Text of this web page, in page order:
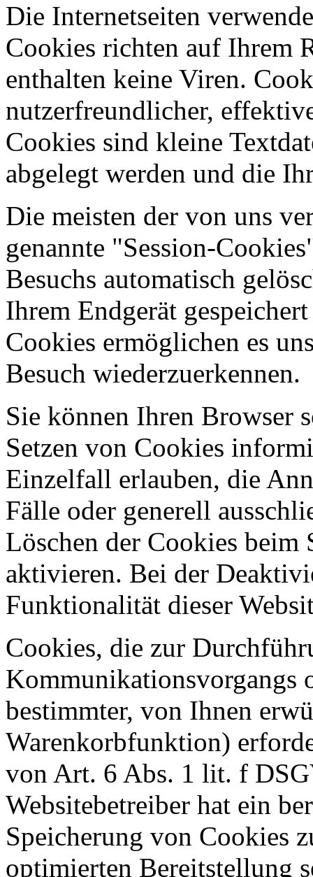
Die Internetseiten
Cookies richten auf Ihrem
enthalten keine Viren.
nutzerfreundlicher,
Cookies sind kleine
abgelegt werden und die
Die meisten der von uns
genannte "Session-
Besuchs automatisch
Ihrem Endgerät
Cookies ermöglichen es
Besuch wiederzuerkennen.
Sie können Ihren Browser
Setzen von Cookies
Einzelfall erlauben, die
Fälle oder generell
Löschen der Cookies beim
aktivieren. Bei der
Funktionalität dieser
Cookies, die zur
Kommunikationsvorgangs
bestimmter, von Ihnen
Warenkorbfunktion)
von Art. 6 Abs. 1 lit. f
Websitebetreiber hat ein
Speicherung von Cookies
optimierten Bereitstellung